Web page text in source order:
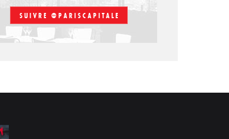
SUIVRE @PARISCAPITALE